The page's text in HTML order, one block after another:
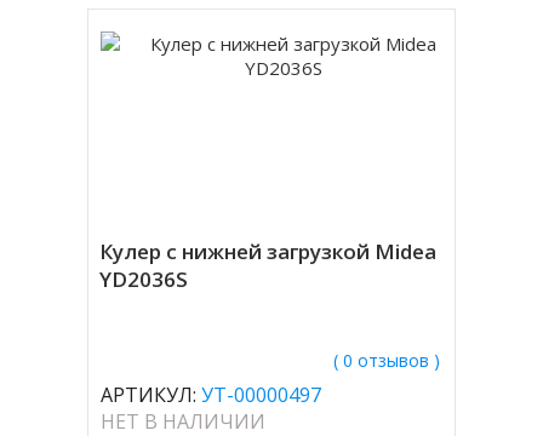
Кулер с нижней загрузкой Midea
YD2036S
( 0 отзывов )
АРТИКУЛ: УТ-00000497
НЕТ В НАЛИЧИИ